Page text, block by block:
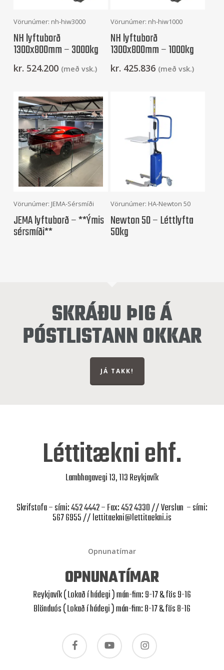
Frekari Upplýsingar
Vörunúmer: nh-hiw3000
NH lyftuborð
1300x800mm – 3000kg
kr. 524.200 (með vsk.)
Frekari Upplýsingar
Vörunúmer: nh-hiw1000
NH lyftuborð
1300x800mm – 1000kg
kr. 425.836 (með vsk.)
Frekari Upplýsingar
Vörunúmer: JEMA-Sérsmíði
JEMA lyftuborð – **Ýmis
sérsmíði**
Frekari Upplýsingar
Vörunúmer: HA-Newton 50
Newton 50 – Léttlyfta
50kg
SKRÁÐU ÞIG Á
PÓSTLISTANN OKKAR
JÁ TAKK!
Léttitækni ehf.
Lambhagavegi 13, 113 Reykjavík
Skrifstofa – sími: 452 4442 – Fax: 452 4330 // Verslun – sími:
567 6955 //lettitaekni@lettitaekni.is
Opnunatímar
OPNUNATÍMAR
Reykjavík ( Lokað í hádegi ) mán-fim: 9-17 & fös 9-16
Blönduós ( Lokað í hádegi ) mán-fim: 8-17 & fös 8-16
facebook youtube instagram